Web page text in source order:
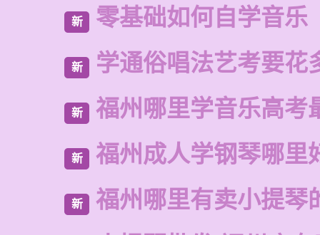
新 零基础如何自学音乐
新 学通俗唱法艺考要花
新 福州哪里学音乐高考
新 福州成人学钢琴哪里
新 福州哪里有卖小提琴